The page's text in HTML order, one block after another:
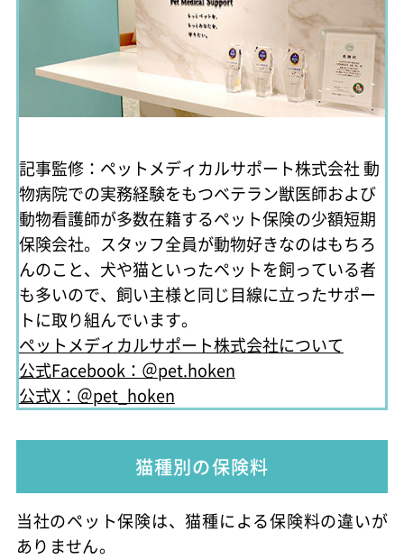
記事監修：ペットメディカルサポート株式会社動
物病院での実務経験をもつベテラン獣医師および
動物看護師が多数在籍するペット保険の少額短期
保険会社。スタッフ全員が動物好きなのはもちろ
んのこと、犬や猫といったペットを飼っている者
も多いので、飼い主様と同じ目線に立ったサポー
トに取り組んでいます。
ペットメディカルサポート株式会社について
公式Facebook：＠pet.hoken
公式X：＠pet_hoken
猫種別の保険料
当社のペット保険は、猫種による保険料の違いが
ありません。